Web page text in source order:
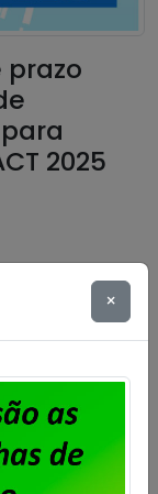
prazo
2025
do Serpro
empregado.
em
de 2025
×